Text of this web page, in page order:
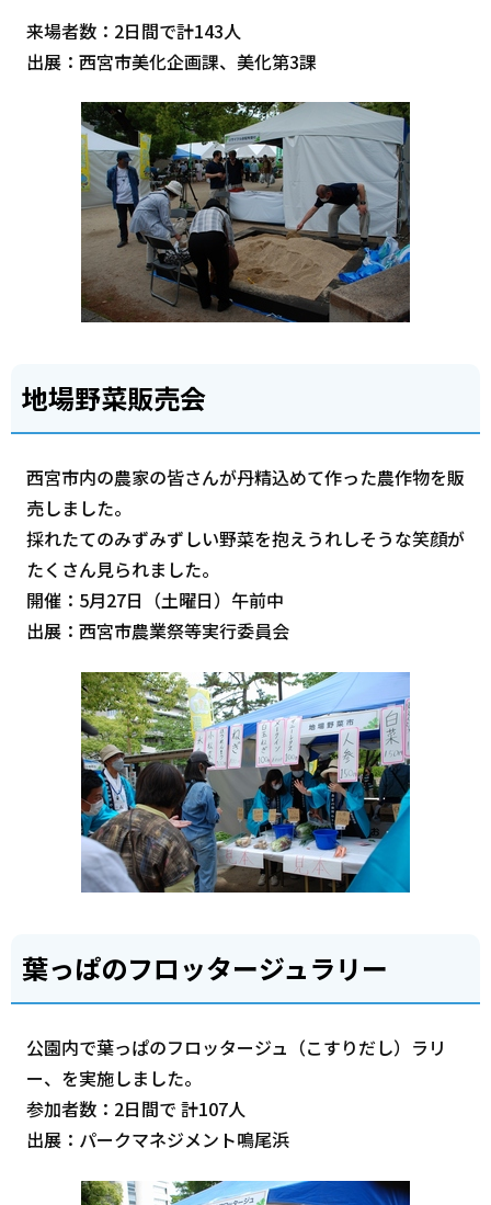
来場者数：2日間で計143人
出展：西宮市美化企画課、美化第3課
地場野菜販売会
西宮市内の農家の皆さんが丹精込めて作った農作物を販
売しました。
採れたてのみずみずしい野菜を抱えうれしそうな笑顔が
たくさん見られました。
開催：5月27日（土曜日）午前中
出展：西宮市農業祭等実行委員会
葉っぱのフロッタージュラリー
公園内で葉っぱのフロッタージュ（こすりだし）ラリ
ー、を実施しました。
参加者数：2日間で 計107人
出展：パークマネジメント鳴尾浜